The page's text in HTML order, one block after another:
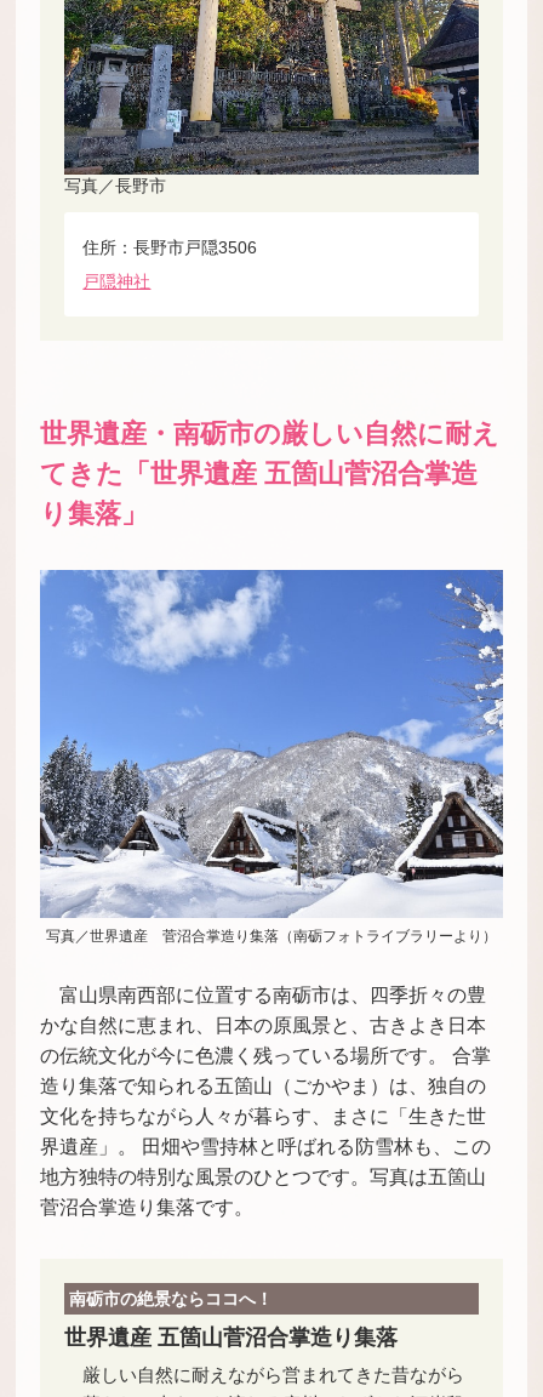
写真／長野市
住所：長野市戸隠3506
戸隠神社
世界遺産・南砺市の厳しい自然に耐え
てきた「世界遺産 五箇山菅沼合掌造
り集落」
写真／世界遺産 菅沼合掌造り集落（南砺フォトライブラリーより）
富山県南西部に位置する南砺市は、四季折々の豊
かな自然に恵まれ、日本の原風景と、古きよき日本
の伝統文化が今に色濃く残っている場所です。 合掌
造り集落で知られる五箇山（ごかやま）は、独自の
文化を持ちながら人々が暮らす、まさに「生きた世
界遺産」。 田畑や雪持林と呼ばれる防雪林も、この
地方独特の特別な風景のひとつです。写真は五箇山
菅沼合掌造り集落です。
南砺市の絶景ならココへ！
世界遺産 五箇山菅沼合掌造り集落
厳しい自然に耐えながら営まれてきた昔ながら